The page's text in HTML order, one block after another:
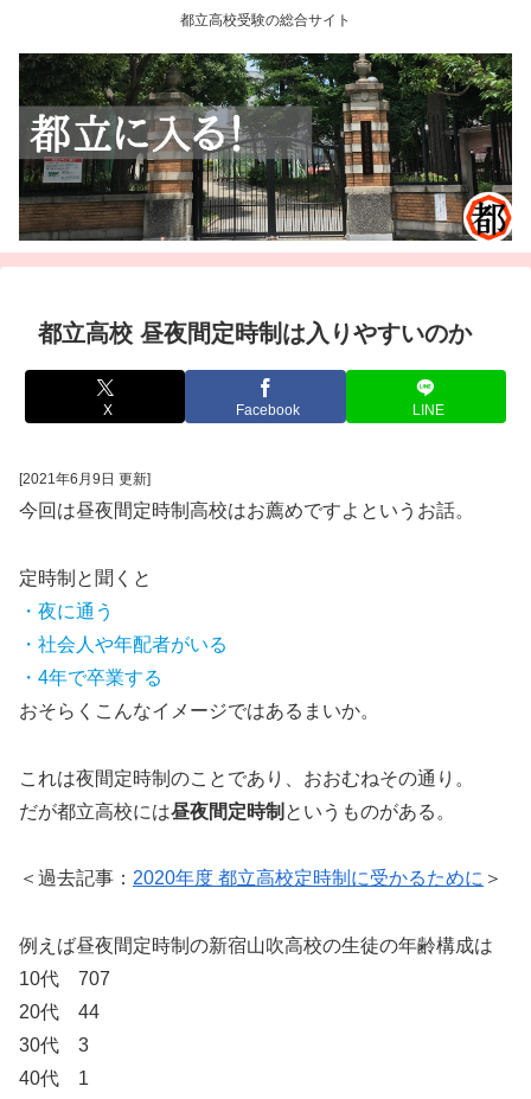
都立高校受験の総合サイト
都立高校 昼夜間定時制は入りやすいのか
X Facebook LINE
[2021年6月9日 更新]
今回は昼夜間定時制高校はお薦めですよというお話。
定時制と聞くと
・夜に通う
・社会人や年配者がいる
・4年で卒業する
おそらくこんなイメージではあるまいか。
これは夜間定時制のことであり、おおむねその通り。
だが都立高校には昼夜間定時制 というものがある。
＜過去記事： 2020年度 都立高校定時制に受かるために ＞
例えば昼夜間定時制の新宿山吹高校の生徒の年齢構成は
10代 707
20代 44
30代 3
40代 1